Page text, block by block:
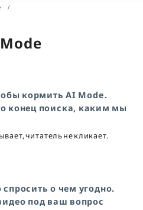
кормить AI Mode.
конец поиска, каким мы
читатель не кликает.
о чем угодно.
под ваш вопрос